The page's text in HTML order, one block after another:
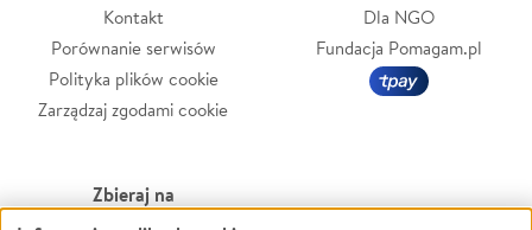
Kontakt
Porównanie serwisów
Polityka plików cookie
Zarządzaj zgodami cookie
Dla NGO
Fundacja Pomagam.pl
Zbieraj na